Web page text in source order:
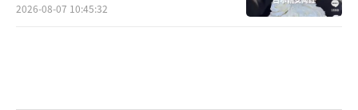
2026-08-07 10:45:32